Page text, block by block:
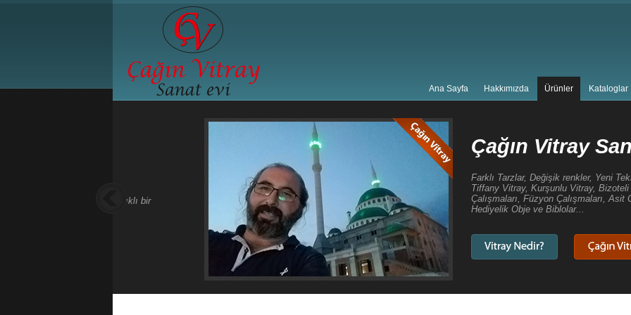
Ana Sayfa Hakkımızda Ürünler Kataloglar
Çağın Vitray Sanatevi
Farklı Tarzlar, Değişik renkler, Yeni Teknikler, Çağın Vitray Sanat Evinde... Mozaik Vitray,
Tiffany Vitray, Kurşunlu Vitray, Bizoteli Vitray, Boyama Vitray, Tavan Vitrayları, Cami Vitray
Çalışmaları, Füzyon Çalışmaları, Asit Gravür Çalışmaları, Dekoratif Aynalar, Abajurlar,
Hediyelik Obje ve Biblolar...